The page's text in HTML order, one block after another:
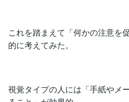
これを踏まえて「何かの注意を
的に考えてみた。
視覚タイプの人には「手紙やメ